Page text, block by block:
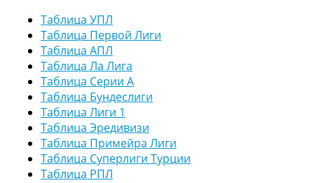
Таблица УПЛ
Таблица Первой Лиги
Таблица АПЛ
Таблица Ла Лига
Таблица Серии А
Таблица Бундеслиги
Таблица Лиги 1
Таблица Эредивизи
Таблица Примейра Лиги
Таблица Суперлиги Турции
Таблица РПЛ